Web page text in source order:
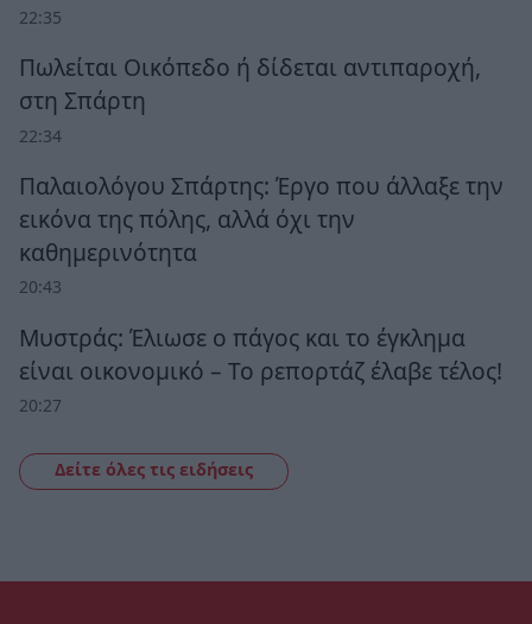
22:35
Πωλείται Οικόπεδο ή δίδεται αντιπαροχή,
στη Σπάρτη
22:34
Παλαιολόγου Σπάρτης: Έργο που άλλαξε την
εικόνα της πόλης, αλλά όχι την
καθημερινότητα
20:43
Μυστράς: Έλιωσε ο πάγος και το έγκλημα
είναι οικονομικό – Το ρεπορτάζ έλαβε τέλος!
20:27
Δείτε όλες τις ειδήσεις